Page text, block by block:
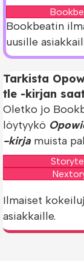
Bookbeatin
uusille
Tarkista
tle -kirjan
Oletko jo
löytyykö
-kirja muista
Ilmaiset
asiakkaille.